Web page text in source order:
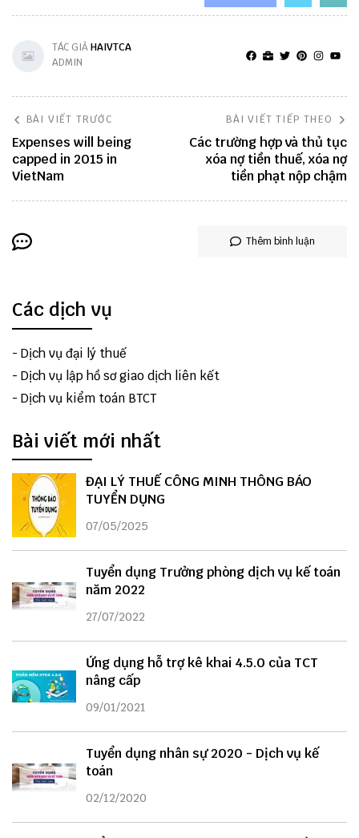
TÁC GIẢHAIVTCA
ADMIN
BÀI VIẾT TRƯỚC
Expenses will being
capped in 2015 in
VietNam
BÀI VIẾT TIẾP THEO
Các trường hợp và thủ tục
xóa nợ tiền thuế, xóa nợ
tiền phạt nộp chậm
Thêm bình luận
Các dịch vụ
- Dịch vụ đại lý thuế
- Dịch vụ lập hồ sơ giao dịch liên kết
- Dịch vụ kiểm toán BTCT
Bài viết mới nhất
ĐẠI LÝ THUẾ CÔNG MINH THÔNG BÁO
TUYỂN DỤNG
07/05/2025
Tuyển dụng Trưởng phòng dịch vụ kế toán
năm 2022
27/07/2022
Ứng dụng hỗ trợ kê khai 4.5.0 của TCT
nâng cấp
09/01/2021
Tuyển dụng nhân sự 2020 - Dịch vụ kế
toán
02/12/2020